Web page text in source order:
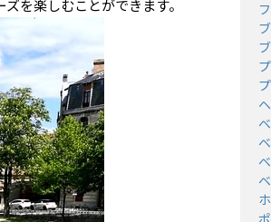
を楽しむことができます。